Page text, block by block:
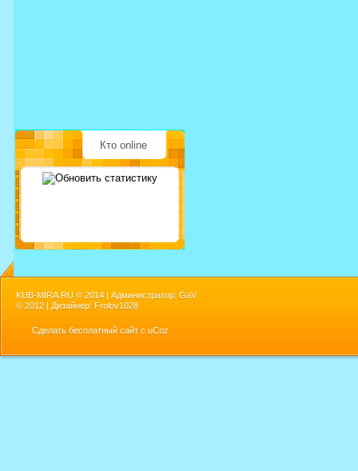
Кто online
KUB-MIRA.RU © 2014 | Администратор: GaV
© 2012 | Дизайнер: Frolov1028
Сделать бесплатный сайт с uCoz